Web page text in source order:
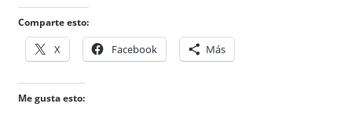
Comparte esto:
X Facebook Más
Me gusta esto: